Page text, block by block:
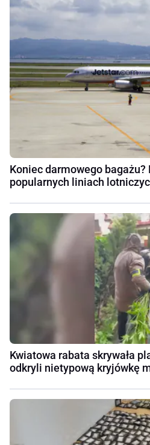
Koniec darmowego bagażu?
popularnych liniach
Kwiatowa rabata skrywała
odkryli nietypową kryjówkę